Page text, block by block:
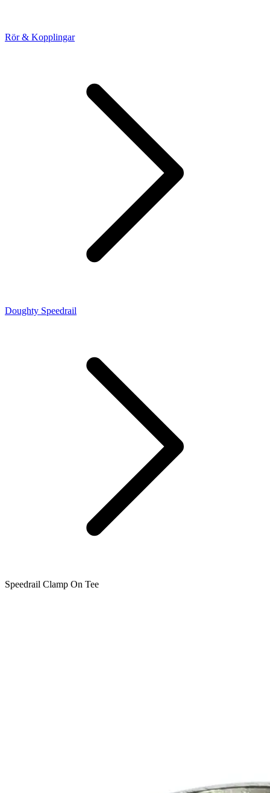
Rör & Kopplingar
Doughty Speedrail
Speedrail Clamp On Tee